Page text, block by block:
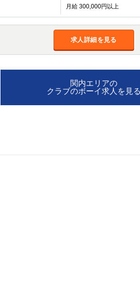
月給 300,000円以上
求人詳細を見る
関内エリアの
クラブのボーイ求人を見
獨協大学前
加松原＞
蕨
成田
戸 八千代台
本八幡
山
東武宇都宮（宇